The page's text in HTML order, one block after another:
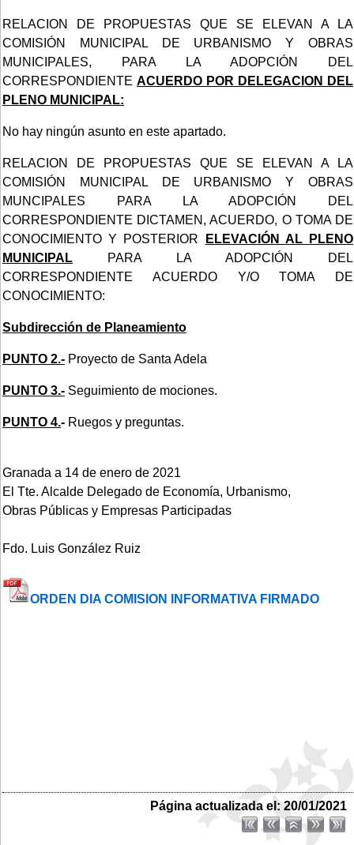
RELACION DE PROPUESTAS QUE SE ELEVAN A LA
COMISIÓN MUNICIPAL DE URBANISMO Y OBRAS
MUNICIPALES, PARA LA ADOPCIÓN DEL
CORRESPONDIENTE ACUERDO POR DELEGACION DEL
PLENO MUNICIPAL:
No hay ningún asunto en este apartado.
RELACION DE PROPUESTAS QUE SE ELEVAN A LA
COMISIÓN MUNICIPAL DE URBANISMO Y OBRAS
MUNCIPALES PARA LA ADOPCIÓN DEL
CORRESPONDIENTE DICTAMEN, ACUERDO, O TOMA DE
CONOCIMIENTO Y POSTERIOR
ELEVACIÓN AL PLENO
MUNICIPAL
PARA LA ADOPCIÓN DEL
CORRESPONDIENTE ACUERDO Y/O TOMA DE
CONOCIMIENTO:
Subdirección de Planeamiento
PUNTO 2.- Proyecto de Santa Adela
PUNTO 3.- Seguimiento de mociones.
PUNTO 4.- Ruegos y preguntas.
Granada a 14 de enero de 2021
El Tte. Alcalde Delegado de Economía, Urbanismo,
Obras Públicas y Empresas Participadas
Fdo. Luis González Ruiz
ORDEN DIA COMISION INFORMATIVA FIRMADO
Página actualizada el: 20/01/2021